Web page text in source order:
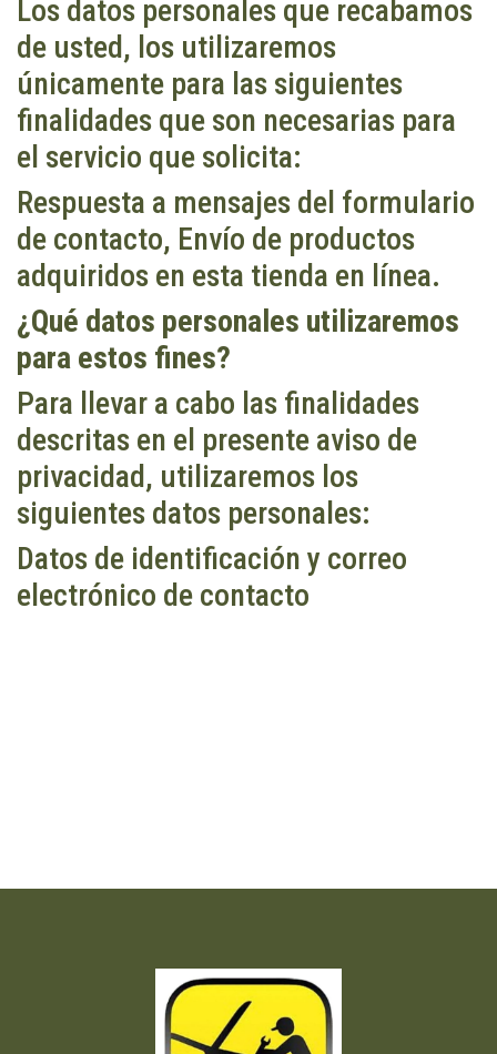
Los datos personales que recabamos
de usted, los utilizaremos
únicamente para las siguientes
finalidades que son necesarias para
el servicio que solicita:
Respuesta a mensajes del formulario
de contacto, Envío de productos
adquiridos en esta tienda en línea.
¿Qué datos personales utilizaremos
para estos fines?
Para llevar a cabo las finalidades
descritas en el presente aviso de
privacidad, utilizaremos los
siguientes datos personales:
Datos de identificación y correo
electrónico de contacto